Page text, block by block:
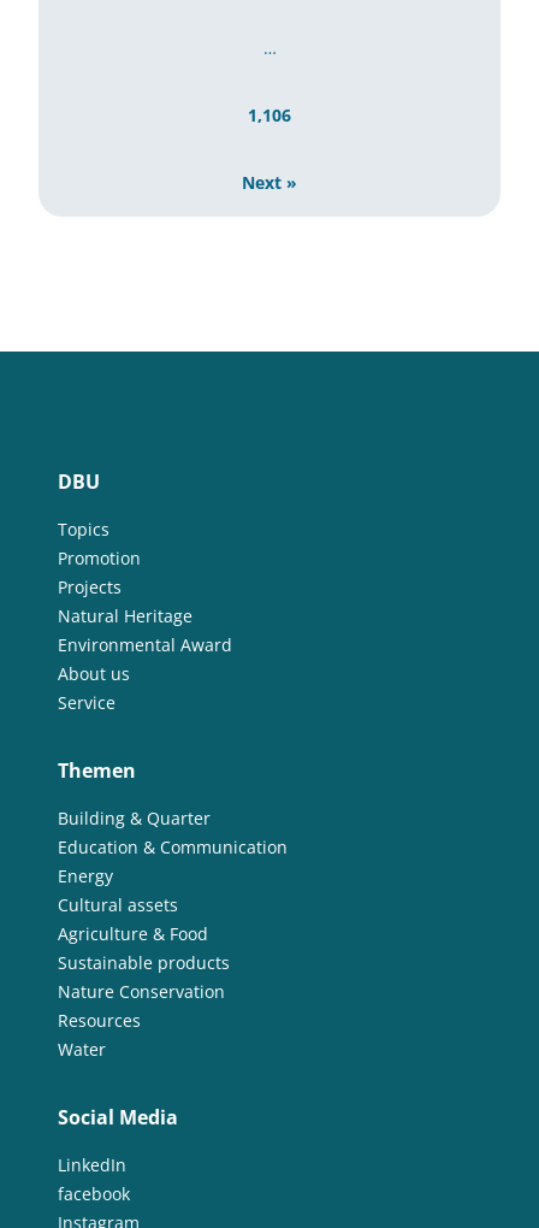
…
1,106
Next »
DBU
Topics
Promotion
Projects
Natural Heritage
Environmental Award
About us
Service
Themen
Building & Quarter
Education & Communication
Energy
Cultural assets
Agriculture & Food
Sustainable products
Nature Conservation
Resources
Water
Social Media
LinkedIn
facebook
Instagram